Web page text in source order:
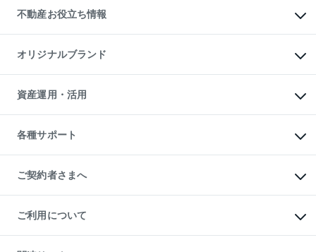
貸すガイド
事業用不動産
マンション投資
投資用マンション
アパート経営
収益物件
ビル購入（ビル一棟）
投資用不動産の売却査定
事業用不動産の売却査定
不動産お役立ち情報
マンションライブラリー
人気マンションランキング
暮らしに役立つ不動産メディア
不動産相場・不動産価格情報
不動産コラム・ニュース
不動産用語集
不動産なんでもネット相談室
住まいの税金
オリジナルブランド
一棟リノベーションマンション
L`GENTE（ルジェンテ）
区分リノベーションマンション
投資用一棟レジデンスWELL
不動産小口投資
LEGACIA（レガシア）
資産運用・活用
不動産M&A
アセットマネジメント・出資
各種サポート
相続サポート
リフォームサポート
ご契約者さまへ
ご紹介・再契約特典
入居者様専用-各種ご案内（賃貸）
東急こすもす会「こすもすWeb」
ご利用について